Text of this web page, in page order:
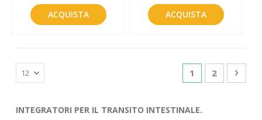
ACQUISTA ACQUISTA
Pagina
Attualmente
1 Pagina
2
INTEGRATORI PER IL TRANSITO INTESTINALE.